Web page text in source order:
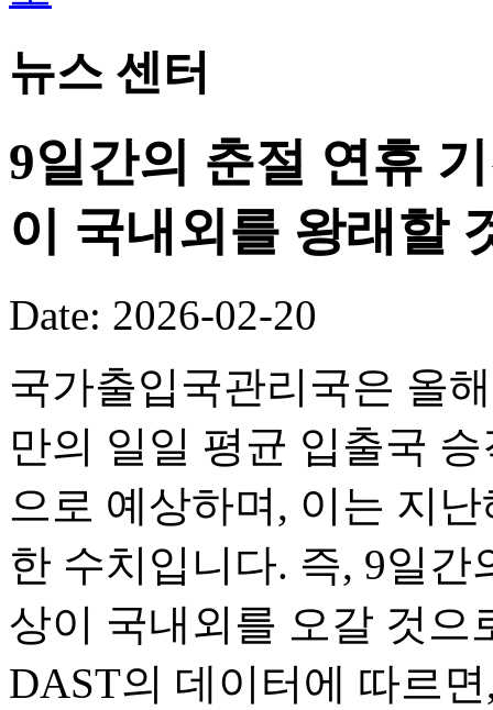
뉴스 센터
9일간의 춘절 연휴
이 국내외를 왕래할
Date: 2026-02-20
국가출입국관리국은 올
만의 일일 평균 입출국
으로 예상하며, 이는 지
한 수치입니다. 즉, 9일간
상이 국내외를 오갈 것으
DAST의 데이터에 따르